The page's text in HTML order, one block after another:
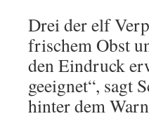
Drei der elf
frischem Obst
den Eindruck
geeignet“, sagt
hinter dem